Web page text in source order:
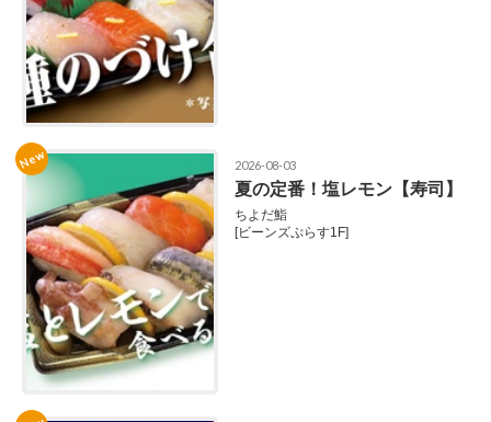
New 2026-08-03
夏の定番！塩レモン【寿司】
ちよだ鮨
[ビーンズぷらす1F]